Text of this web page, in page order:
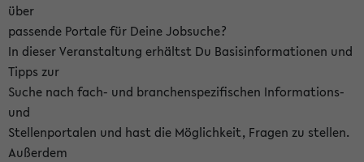
über
passende Portale für Deine Jobsuche?
In dieser Veranstaltung erhältst Du Basisinformationen und
Tipps zur
Suche nach fach- und branchenspezifischen Informations-
und
Stellenportalen und hast die Möglichkeit, Fragen zu stellen.
Außerdem